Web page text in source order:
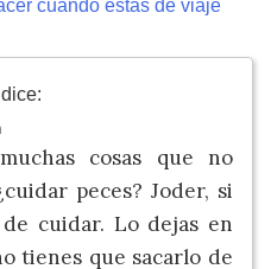
cuando estás de viaje
dice:
cosas que no
peces? Joder, si
cuidar. Lo dejas en
tienes que sacarlo de